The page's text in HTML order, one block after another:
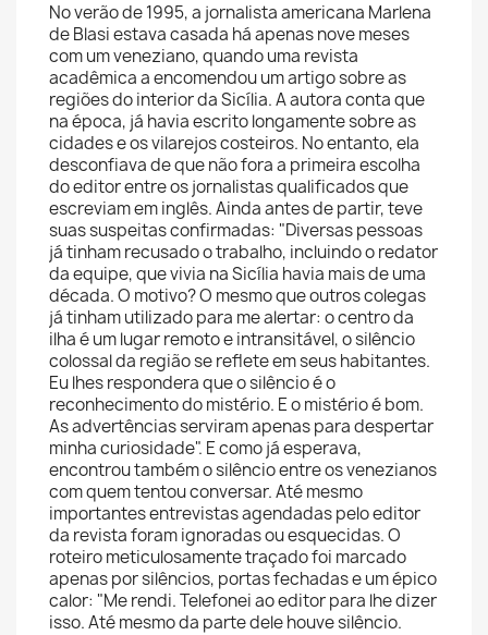
No verão de 1995, a jornalista americana Marlena
de Blasi estava casada há apenas nove meses
com um veneziano, quando uma revista
acadêmica a encomendou um artigo sobre as
regiões do interior da Sicília. A autora conta que
na época, já havia escrito longamente sobre as
cidades e os vilarejos costeiros. No entanto, ela
desconfiava de que não fora a primeira escolha
do editor entre os jornalistas qualificados que
escreviam em inglês. Ainda antes de partir, teve
suas suspeitas confirmadas: "Diversas pessoas
já tinham recusado o trabalho, incluindo o redator
da equipe, que vivia na Sicília havia mais de uma
década. O motivo? O mesmo que outros colegas
já tinham utilizado para me alertar: o centro da
ilha é um lugar remoto e intransitável, o silêncio
colossal da região se reflete em seus habitantes.
Eu lhes respondera que o silêncio é o
reconhecimento do mistério. E o mistério é bom.
As advertências serviram apenas para despertar
minha curiosidade". E como já esperava,
encontrou também o silêncio entre os venezianos
com quem tentou conversar. Até mesmo
importantes entrevistas agendadas pelo editor
da revista foram ignoradas ou esquecidas. O
roteiro meticulosamente traçado foi marcado
apenas por silêncios, portas fechadas e um épico
calor: "Me rendi. Telefonei ao editor para lhe dizer
isso. Até mesmo da parte dele houve silêncio.